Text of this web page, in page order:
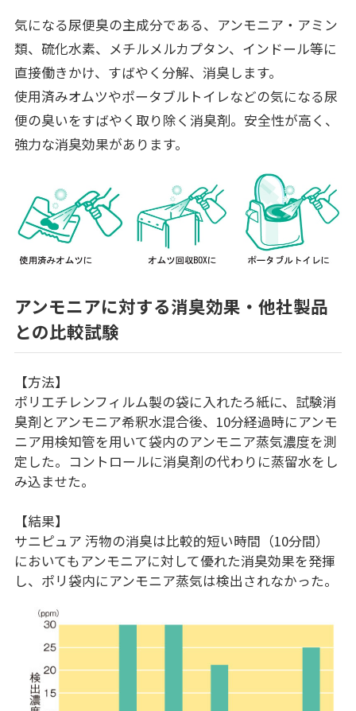
気になる尿便臭の主成分である、アンモニア・アミン
類、硫化水素、メチルメルカプタン、インドール等に
直接働きかけ、すばやく分解、消臭します。
使用済みオムツやポータブルトイレなどの気になる尿
便の臭いをすばやく取り除く消臭剤。安全性が高く、
強力な消臭効果があります。
アンモニアに対する消臭効果・他社製品
との比較試験
【方法】
ポリエチレンフィルム製の袋に入れたろ紙に、試験消
臭剤とアンモニア希釈水混合後、10分経過時にアンモ
ニア用検知管を用いて袋内のアンモニア蒸気濃度を測
定した。コントロールに消臭剤の代わりに蒸留水をし
み込ませた。
【結果】
サニピュア 汚物の消臭は比較的短い時間（10分間）
においてもアンモニアに対して優れた消臭効果を発揮
し、ポリ袋内にアンモニア蒸気は検出されなかった。